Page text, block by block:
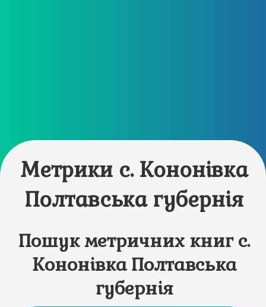
Метрики с. Кононівка
Полтавська губернія
Пошук метричних книг с.
Кононівка Полтавська
губернія